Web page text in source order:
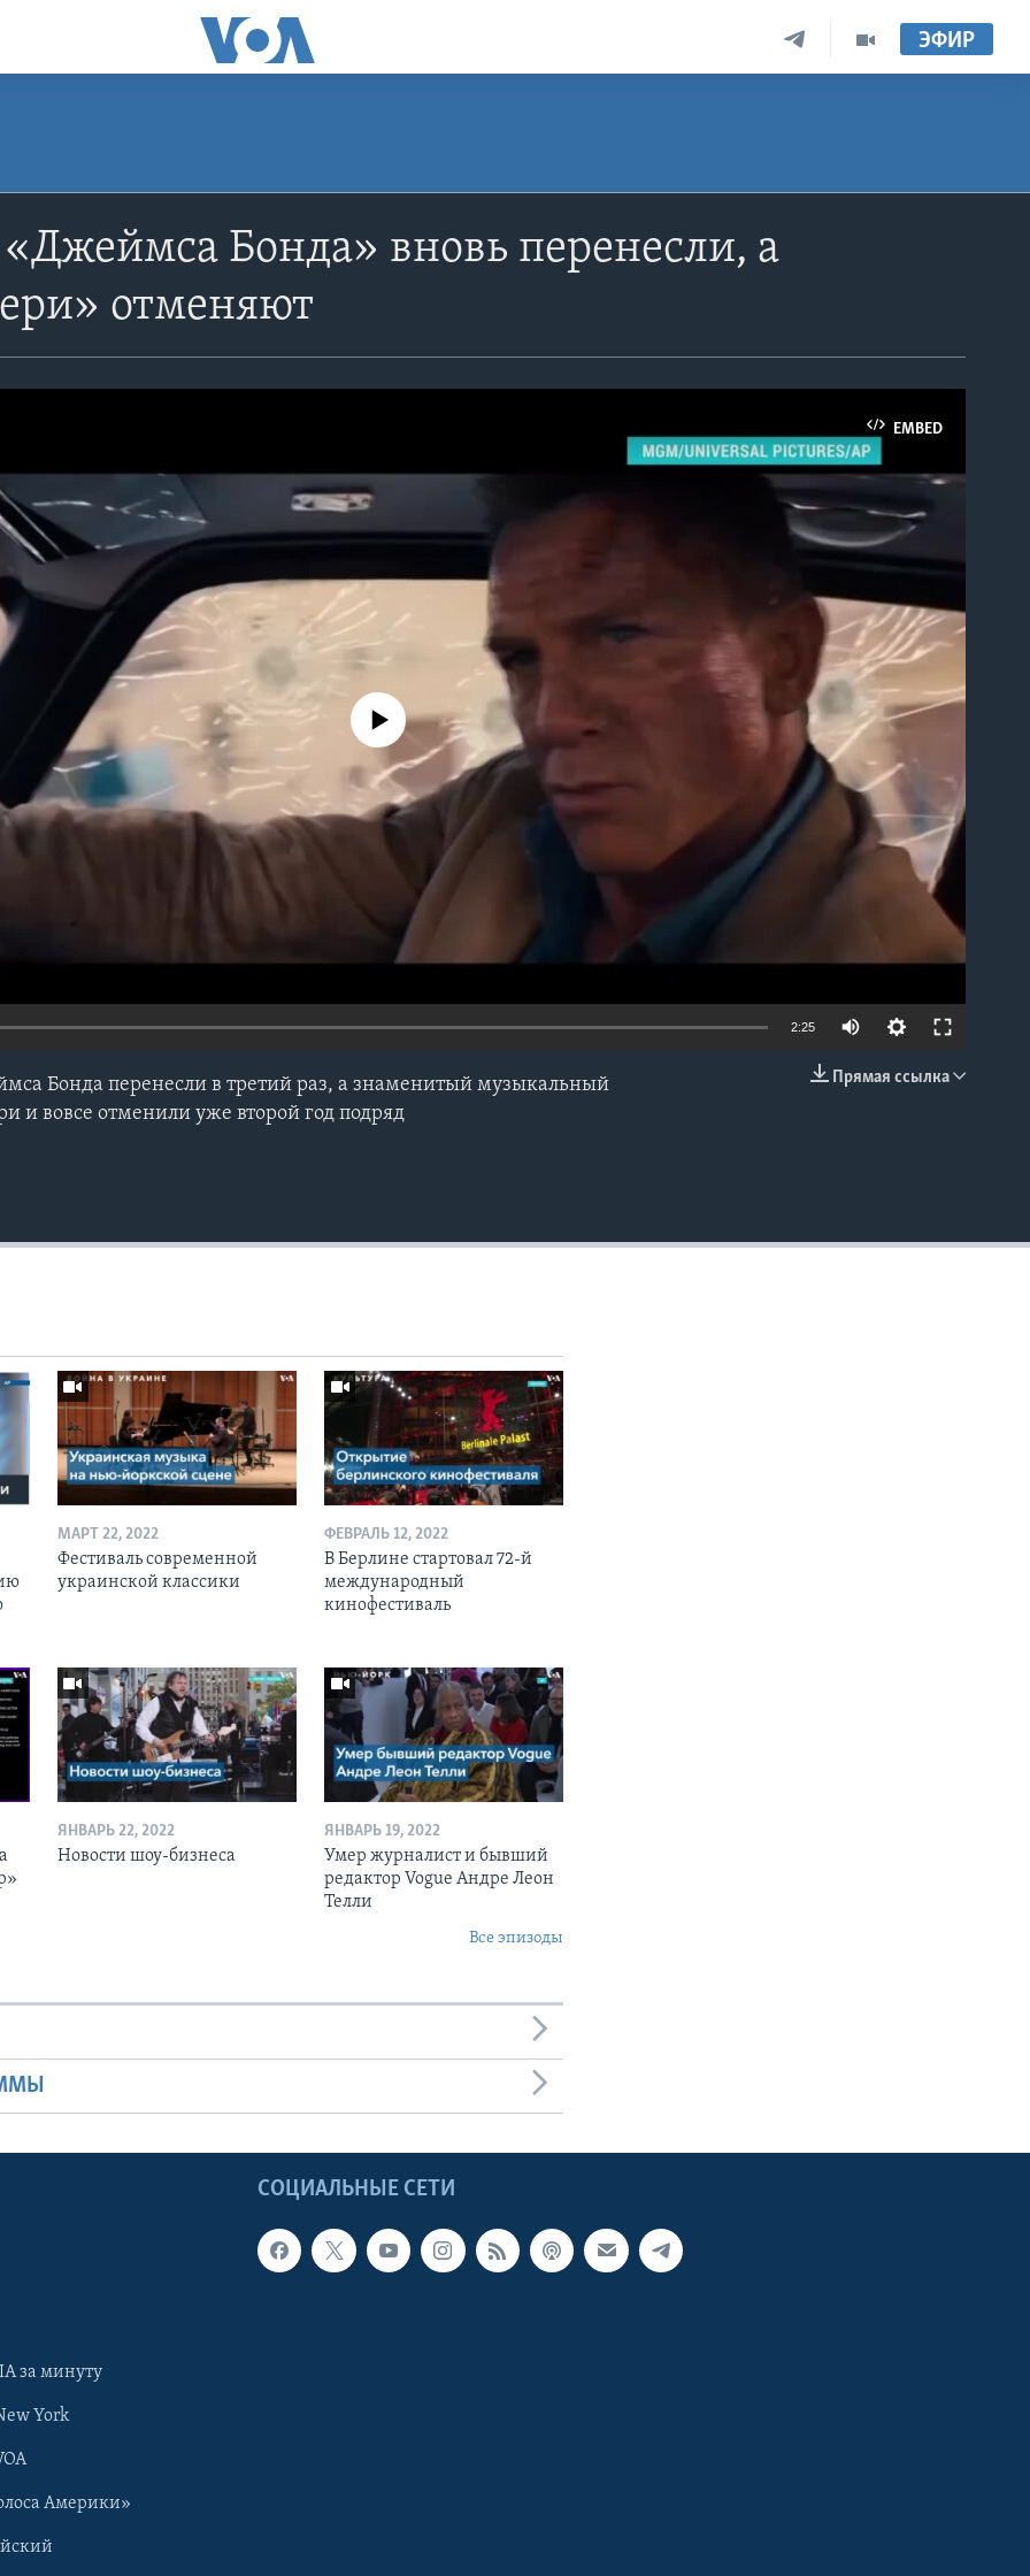
ЭФИР
Бонда» вновь перенесли, а
отменяют
EMBED
No media source currently available
2:25
Прямая ссылка
Бонда перенесли в третий раз, а знаменитый музыкальный
и вовсе отменили уже второй год подряд
МАРТ 22, 2022
Фестиваль современной
украинской классики
ФЕВРАЛЬ 12, 2022
В Берлине стартовал 72-й
международный
кинофестиваль
ЯНВАРЬ 22, 2022
Новости шоу-бизнеса
ЯНВАРЬ 19, 2022
Умер журналист и бывший
редактор Vogue Андре Леон
Телли
Все эпизоды
СОЦИАЛЬНЫЕ СЕТИ
за минуту
York
Америки»